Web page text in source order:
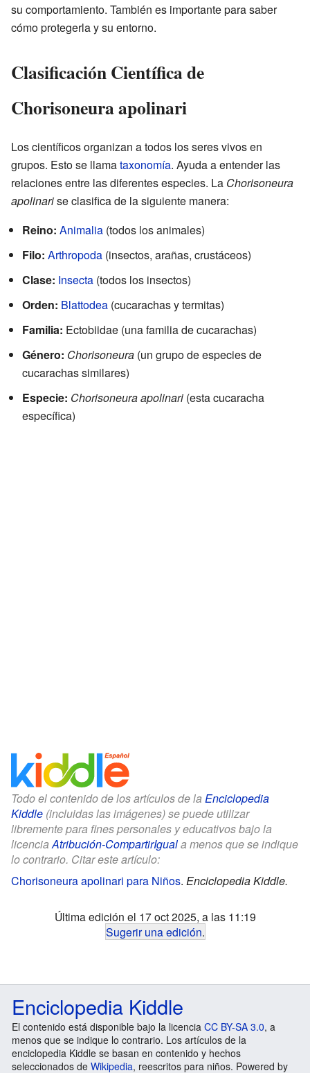
su comportamiento. También es importante para saber
cómo protegerla y su entorno.
Clasificación Científica de
Chorisoneura apolinari
Los científicos organizan a todos los seres vivos en
grupos. Esto se llamataxonomía. Ayuda a entender las
relaciones entre las diferentes especies. La Chorisoneura
apolinarise clasifica de la siguiente manera:
Reino: Animalia (todos los animales)
Filo: Arthropoda (insectos, arañas, crustáceos)
Clase: Insecta (todos los insectos)
Orden: Blattodea (cucarachas y termitas)
Familia: Ectobiidae (una familia de cucarachas)
Género: Chorisoneura (un grupo de especies de
cucarachas similares)
Especie: Chorisoneura apolinari (esta cucaracha
específica)
Todo el contenido de los artículos de la Enciclopedia
Kiddle (incluidas las imágenes) se puede utilizar
libremente para fines personales y educativos bajo la
licenciaAtribución-CompartirIguala menos que se indique
lo contrario. Citar este artículo:
Chorisoneura apolinari para Niños. Enciclopedia Kiddle.
Última edición el 17 oct 2025, a las 11:19
Sugerir una edición.
Enciclopedia Kiddle
El contenido está disponible bajo la licencia CC BY-SA 3.0, a
menos que se indique lo contrario. Los artículos de la
enciclopedia Kiddle se basan en contenido y hechos
seleccionados de Wikipedia, reescritos para niños. Powered by